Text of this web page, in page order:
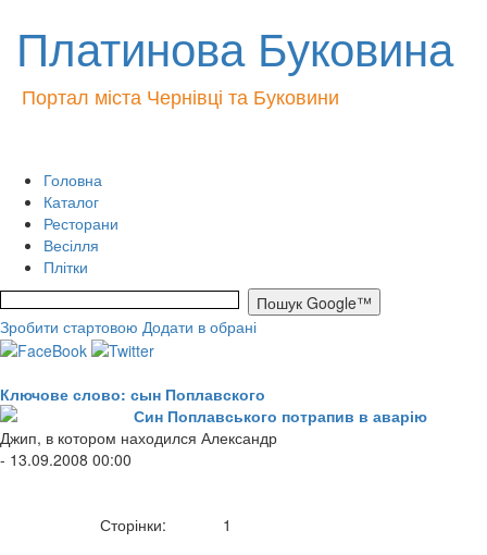
Платинова Буковина
Портал міста Чернівці та Буковини
Головна
Каталог
Ресторани
Весілля
Плітки
Зробити стартовою Додати в обрані
Ключове слово: сын Поплавского
Син Поплавського потрапив в аварію
Джип, в котором находился Александр
- 13.09.2008 00:00
Сторінки: 1